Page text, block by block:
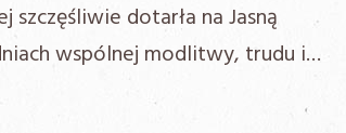
szczęśliwie dotarła na Jasną
wspólnej modlitwy, trudu i…